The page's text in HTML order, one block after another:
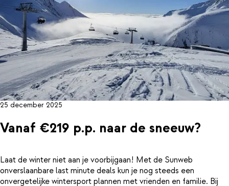
25 december 2025
Vanaf €219 p.p. naar de sneeuw?
Laat de winter niet aan je voorbijgaan! Met de Sunweb
onverslaanbare last minute deals kun je nog steeds een
onvergetelijke wintersport plannen met vrienden en familie. Bij